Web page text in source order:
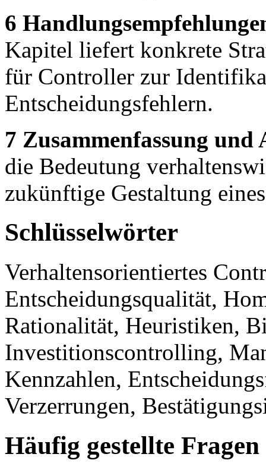
6
Kapitel liefert konkrete
für Controller zur
Entscheidungsfehlern.
7 Zusammenfassung und
die Bedeutung
zukünftige Gestaltung
Schlüsselwörter
Verhaltensorientiertes
Entscheidungsqualität,
Rationalität, Heuristiken,
Investitionscontrolling,
Kennzahlen,
Verzerrungen,
Häufig gestellte Fragen